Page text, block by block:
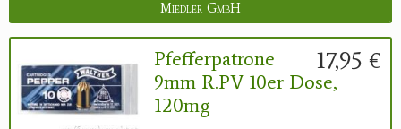
Miedler GmbH
17,95 €
Pfefferpatrone
9mm R.PV 10er Dose,
120mg